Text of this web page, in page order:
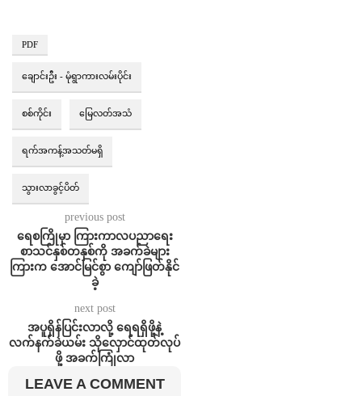
PDF
ချောင်းဦး - မုံရွာကားလမ်းပိုင်း
စစ်ကိုင်း မြေလတ်အသံ
ရက်အကန့်အသတ်မရှိ
သွားလာခွင့်ပိတ်
previous post
ရေစကြိုမှာ ကြားကာလပညာရေး
စာသင်နှစ်တနှစ်ကို အခက်ခဲများ
ကြားက အောင်မြင်စွာ ကျော်ဖြတ်နိုင်
ခဲ့
next post
အပူရှိန်ပြင်းလာလို့ ရေရရှိဖို့နဲ့
လက်နက်ခဲယမ်း သိုလှောင်ထုတ်လုပ်
ဖို့ အခက်ကြုံလာ
LEAVE A COMMENT